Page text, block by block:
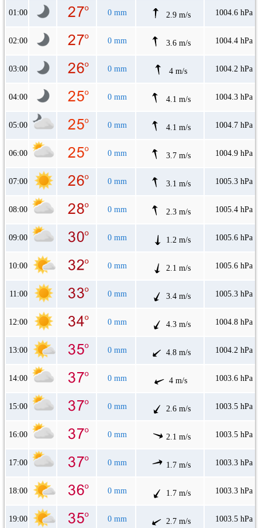
01:00 0 mm 2.9 m/s 1004.6 hPa
02:00 0 mm 3.6 m/s 1004.4 hPa
03:00 0 mm 4 m/s 1004.2 hPa
04:00 0 mm 4.1 m/s 1004.3 hPa
05:00 0 mm 4.1 m/s 1004.7 hPa
06:00 0 mm 3.7 m/s 1004.9 hPa
07:00 0 mm 3.1 m/s 1005.3 hPa
08:00 0 mm 2.3 m/s 1005.4 hPa
09:00 0 mm 1.2 m/s 1005.6 hPa
10:00 0 mm 2.1 m/s 1005.6 hPa
11:00 0 mm 3.4 m/s 1005.3 hPa
12:00 0 mm 4.3 m/s 1004.8 hPa
13:00 0 mm 4.8 m/s 1004.2 hPa
14:00 0 mm 4 m/s 1003.6 hPa
15:00 0 mm 2.6 m/s 1003.5 hPa
16:00 0 mm 2.1 m/s 1003.5 hPa
17:00 0 mm 1.7 m/s 1003.3 hPa
18:00 0 mm 1.7 m/s 1003.3 hPa
19:00 0 mm 2.7 m/s 1003.5 hPa